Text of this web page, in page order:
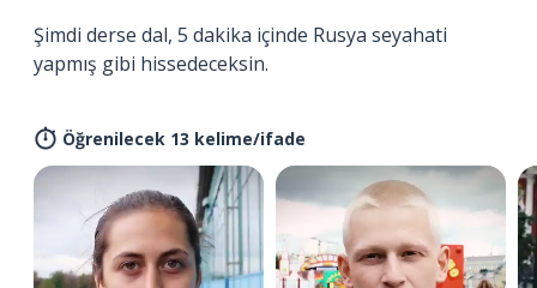
Şimdi derse dal, 5 dakika içinde Rusya seyahati
yapmış gibi hissedeceksin.
Öğrenilecek 13 kelime/ifade